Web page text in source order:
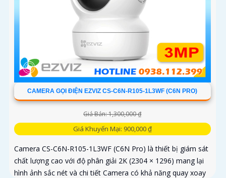
CAMERA GỌI ĐIỆN EZVIZ CS-C6N-R105-1L3WF (C6N PRO)
Giá Bán: 1,300,000 ₫
Giá Khuyến Mại: 900,000 ₫
Camera CS-C6N-R105-1L3WF (C6N Pro) là thiết bị giám sát
chất lượng cao với độ phân giải 2K (2304 × 1296) mang lại
hình ảnh sắc nét và chi tiết Camera có khả năng quay xoay